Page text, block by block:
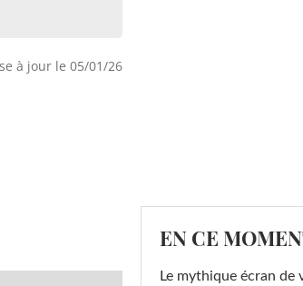
à jour le 05/01/26
EN CE
Le mythique écran de